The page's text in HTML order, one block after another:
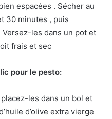
espacées . Sécher au
30 minutes , puis
les dans un pot et
frais et sec
pour le pesto:
les dans un bol et
d’olive extra vierge